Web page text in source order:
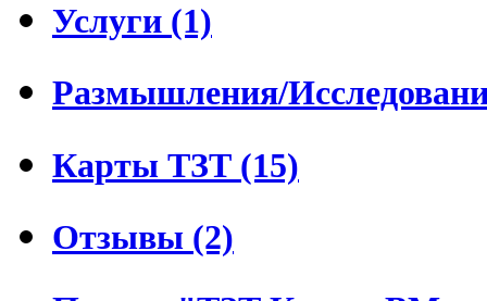
Услуги (1)
Размышления/
Карты ТЗТ (15)
Отзывы (2)